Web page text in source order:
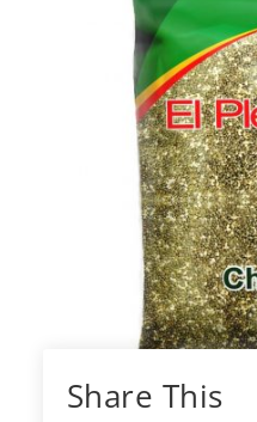
Share This